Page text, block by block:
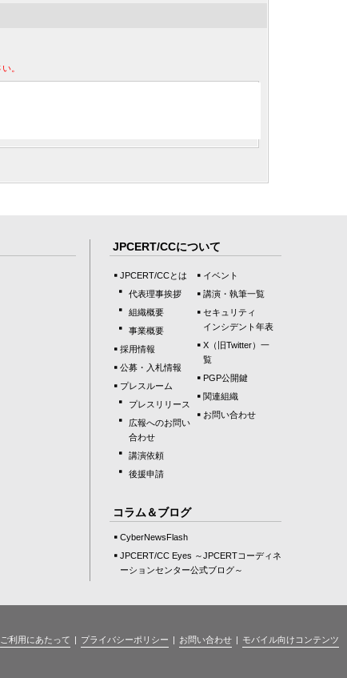
。
JPCERT/CCについて
JPCERT/CCとは
代表理事挨拶
組織概要
事業概要
採用情報
公募・入札情報
プレスルーム
プレスリリース
広報へのお問い
合わせ
講演依頼
後援申請
イベント
講演・執筆一覧
セキュリティ
インシデント年表
X（旧Twitter）一
覧
PGP公開鍵
関連組織
お問い合わせ
コラム＆ブログ
CyberNewsFlash
JPCERT/CC Eyes ～JPCERTコーディネ
ーションセンター公式ブログ～
ご利用にあたって プライバシーポリシー お問い合わせ モバイル向けコンテンツ